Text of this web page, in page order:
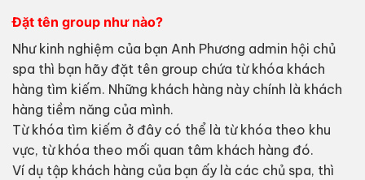
Đặt tên group như nào?
Như kinh nghiệm của bạn Anh Phương admin hội chủ
spa thì bạn hãy đặt tên group chứa từ khóa khách
hàng tìm kiếm. Những khách hàng này chính là khách
hàng tiềm năng của mình.
Từ khóa tìm kiếm ở đây có thể là từ khóa theo khu
vực, từ khóa theo mối quan tâm khách hàng đó.
Ví dụ tập khách hàng của bạn ấy là các chủ spa, thì